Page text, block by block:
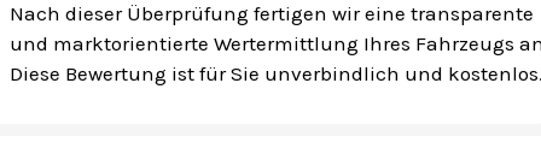
Nach dieser Überprüfung fertigen wir eine transparente
und marktorientierte Wertermittlung Ihres Fahrzeugs
Diese Bewertung ist für Sie unverbindlich und